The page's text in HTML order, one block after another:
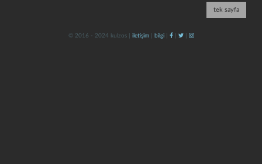
tek sayfa
kaydet
© 2016 - 2024 kulzos | iletişim| bilgi| | |